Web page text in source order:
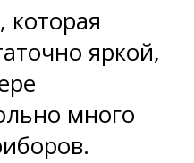
которая
яркой,
много